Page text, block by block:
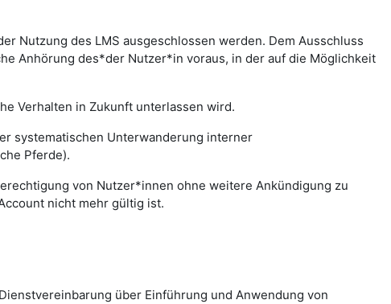
Nutzung des LMS ausgeschlossen werden. Dem Ausschluss
Anhörung des*der Nutzer*in voraus, in der auf die Möglichkeit
Verhalten in Zukunft unterlassen wird.
systematischen Unterwanderung interner
Pferde).
von Nutzer*innen ohne weitere Ankündigung zu
nicht mehr gültig ist.
über Einführung und Anwendung von